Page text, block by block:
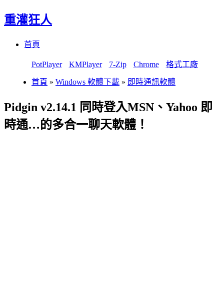
重灌狂人
首頁
PotPlayer KMPlayer 7-Zip Chrome 格式工廠
首頁 » Windows 軟體下載 » 即時通訊軟體
Pidgin v2.14.1 同時登入MSN、Yahoo 即
時通…的多合一聊天軟體！